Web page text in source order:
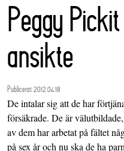
Peggy
ansikte
Publicerat 2012.04.18
De intalar sig att de har
försäkrade. De är
av dem har arbetat på fältet
på sex år och nu ska de ha